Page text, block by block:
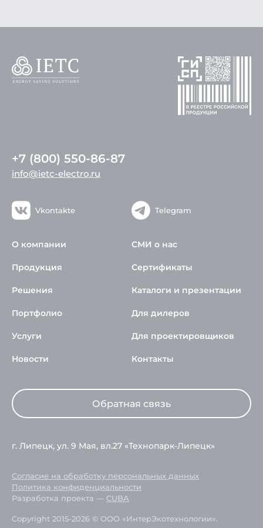
+7 (800) 550-86-87
info@ietc-electro.ru
Vkontakte Telegram
О компании
Продукция
Решения
Портфолио
Услуги
Новости
СМИ о нас
Сертификаты
Каталоги и презентации
Для дилеров
Для проектировщиков
Контакты
Обратная связь
г. Липецк, ул. 9 Мая, вл.27 «Технопарк-Липецк»
Согласие на обработку персональных данных
Политика конфиденциальности
Разработка проекта — CUBA
Copyright 2015-2026 © ООО «ИнтерЭкотехнологии».